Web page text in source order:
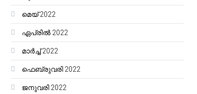
മെയ്‌ 2022
ഏപ്രിൽ 2022
മാർച്ച്‌ 2022
ഫെബ്രുവരി 2022
ജനുവരി 2022